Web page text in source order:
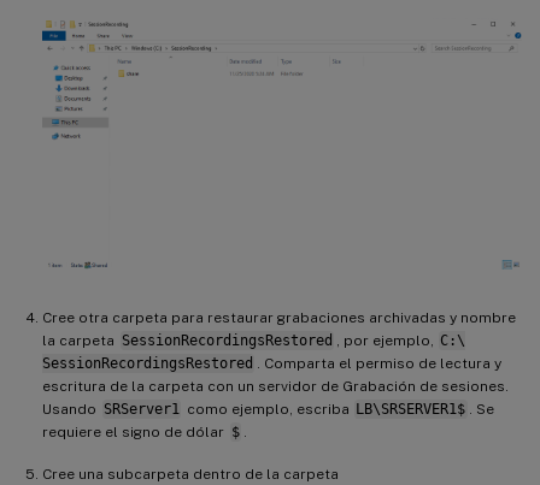
Cree otra carpeta para restaurar grabaciones archivadas y nombre
la carpeta SessionRecordingsRestored , por ejemplo, C:\
SessionRecordingsRestored . Comparta el permiso de lectura y
escritura de la carpeta con un servidor de Grabación de sesiones.
Usando SRServer1 como ejemplo, escriba LB\SRSERVER1$ . Se
requiere el signo de dólar $ .
Cree una subcarpeta dentro de la carpeta